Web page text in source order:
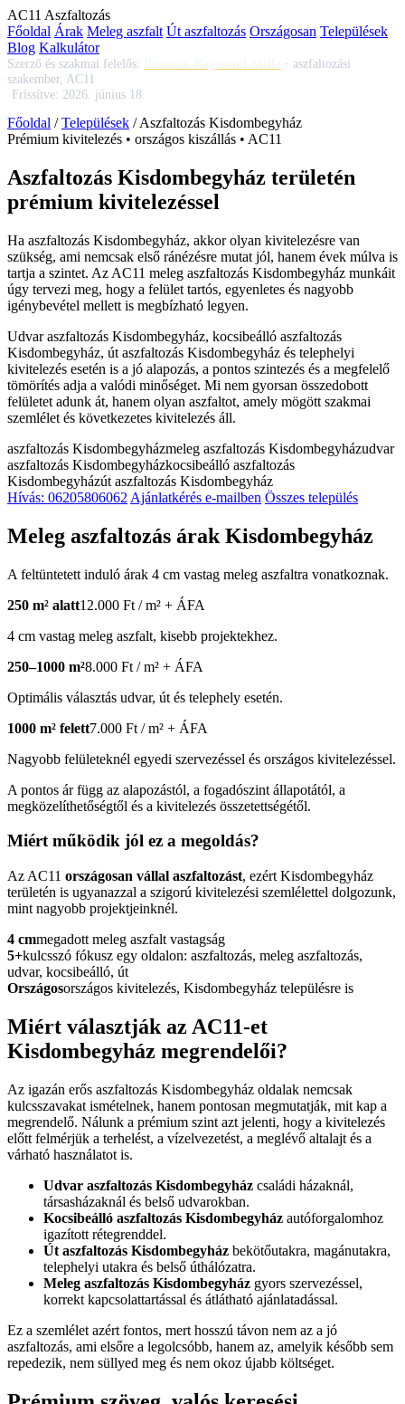
AC11 Aszfaltozás
Főoldal Árak Meleg aszfalt Út aszfaltozás Országosan Települések
Blog Kalkulátor
Szerző és szakmai felelős: · aszfaltozási
szakember, AC11
Frissítve: 2026. június 18.
Főoldal /Települések /Aszfaltozás Kisdombegyház
Prémium kivitelezés • országos kiszállás • AC11
Aszfaltozás Kisdombegyház területén
prémium kivitelezéssel
Ha aszfaltozás Kisdombegyház, akkor olyan kivitelezésre van
szükség, ami nemcsak első ránézésre mutat jól, hanem évek múlva is
tartja a szintet. Az AC11 meleg aszfaltozás Kisdombegyház munkáit
úgy tervezi meg, hogy a felület tartós, egyenletes és nagyobb
igénybevétel mellett is megbízható legyen.
Udvar aszfaltozás Kisdombegyház, kocsibeálló aszfaltozás
Kisdombegyház, út aszfaltozás Kisdombegyház és telephelyi
kivitelezés esetén is a jó alapozás, a pontos szintezés és a megfelelő
tömörítés adja a valódi minőséget. Mi nem gyorsan összedobott
felületet adunk át, hanem olyan aszfaltot, amely mögött szakmai
szemlélet és következetes kivitelezés áll.
aszfaltozás Kisdombegyházmeleg aszfaltozás Kisdombegyházudvar
aszfaltozás Kisdombegyházkocsibeálló aszfaltozás
Kisdombegyházút aszfaltozás Kisdombegyház
Hívás: 06205806062 Ajánlatkérés e-mailben Összes település
Meleg aszfaltozás árak Kisdombegyház
A feltüntetett induló árak 4 cm vastag meleg aszfaltra vonatkoznak.
250 m² alatt12.000 Ft / m² + ÁFA
4 cm vastag meleg aszfalt, kisebb projektekhez.
250–1000 m²8.000 Ft / m² + ÁFA
Optimális választás udvar, út és telephely esetén.
1000 m² felett7.000 Ft / m² + ÁFA
Nagyobb felületeknél egyedi szervezéssel és országos kivitelezéssel.
A pontos ár függ az alapozástól, a fogadószint állapotától, a
megközelíthetőségtől és a kivitelezés összetettségétől.
Miért működik jól ez a megoldás?
Az AC11 országosan vállal aszfaltozást, ezért Kisdombegyház
területén is ugyanazzal a szigorú kivitelezési szemlélettel dolgozunk,
mint nagyobb projektjeinknél.
4 cmmegadott meleg aszfalt vastagság
5+kulcsszó fókusz egy oldalon: aszfaltozás, meleg aszfaltozás,
udvar, kocsibeálló, út
Országosországos kivitelezés, Kisdombegyház településre is
Miért választják az AC11-et
Kisdombegyház megrendelői?
Az igazán erős aszfaltozás Kisdombegyház oldalak nemcsak
kulcsszavakat ismételnek, hanem pontosan megmutatják, mit kap a
megrendelő. Nálunk a prémium szint azt jelenti, hogy a kivitelezés
előtt felmérjük a terhelést, a vízelvezetést, a meglévő altalajt és a
várható használatot is.
Udvar aszfaltozás Kisdombegyház családi házaknál,
társasházaknál és belső udvarokban.
Kocsibeálló aszfaltozás Kisdombegyház autóforgalomhoz
igazított rétegrenddel.
Út aszfaltozás Kisdombegyház bekötőutakra, magánutakra,
telephelyi utakra és belső úthálózatra.
Meleg aszfaltozás Kisdombegyház gyors szervezéssel,
korrekt kapcsolattartással és átlátható ajánlatadással.
Ez a szemlélet azért fontos, mert hosszú távon nem az a jó
aszfaltozás, ami elsőre a legolcsóbb, hanem az, amelyik később sem
repedezik, nem süllyed meg és nem okoz újabb költséget.